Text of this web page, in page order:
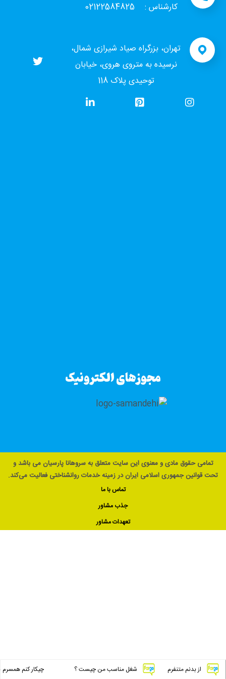
کارشناس : 02122584825
تهران، بزرگراه صیاد شیرازی شمال،
نرسیده به متروی هروی، خیابان
توحیدی پلاک 118
مجوزهای الکترونیک
تمامی حقوق مادی و معنوی این سایت متعلق به سروهانا پارسیان می باشد و
تحت قوانین جمهوری اسلامی ایران در زمینه خدمات روانشناختی فعالیت می‌کند.
تماس با ما
جذب مشاور
تعهدات مشاور
از بدنم متنفرم شغل مناسب من چیست ؟ چیکار کنم همسرم بهم